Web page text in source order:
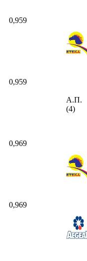
0,959
0,959
Α.Π.
(4)
0,969
0,969